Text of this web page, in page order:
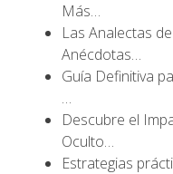
Más…
Las Analectas
Anécdotas…
Guía Definitiva
…
Descubre el
Oculto…
Estrategias